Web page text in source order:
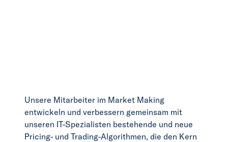
Unsere Mitarbeiter im Market Making
entwickeln und verbessern gemeinsam mit
unseren IT-Spezialisten bestehende und neue
Pricing- und Trading-Algorithmen, die den Kern